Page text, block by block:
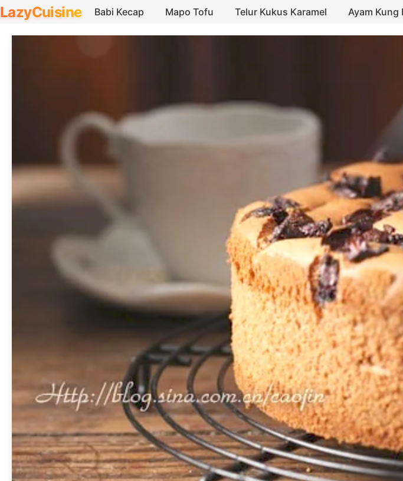
LazyCuisine Babi Kecap Mapo Tofu Telur Kukus Karamel Ayam Kung